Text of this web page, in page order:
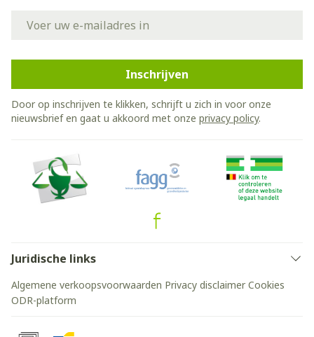
Inschrijven
Door op inschrijven te klikken, schrijft u zich in voor onze
nieuwsbrief en gaat u akkoord met onze privacy policy.
Juridische links
Algemene verkoopsvoorwaarden Privacy disclaimer Cookies
ODR-platform